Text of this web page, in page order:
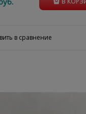
в сравнение